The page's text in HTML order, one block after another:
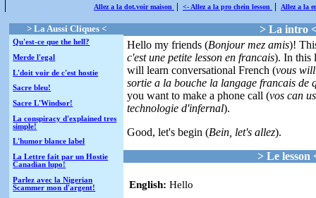
Allez a la dot.voir maison | <- Allez a la pro chein lesson | Allez a la
> La Aussi Cliques <
Qu'est-ce que the hell?
Merde l'egal
L'doit voir de c'est hostie
Sacre bleu!
Sacre L'Windsor!
La conspiracy d'explained tres
simple!
L'humor blance label
La Lettre fait par un Hostie
Canadian lupo!
Parlez avec la Nigerian
Scammer mon d'argent!
> La intro
Hello my friends (Bonjour mez amis)!
c'est une petite lesson en francais). In this
will learn conversational French (vous
sortie a la bouche la langage francais de
you want to make a phone call (vos can
technologie d'infernal).
Good, let's begin (Bein, let's allez).
> Le lesson
English: Hello